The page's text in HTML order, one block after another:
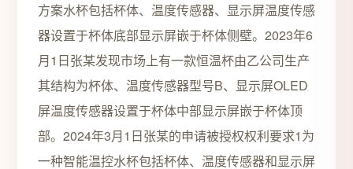
方案水杯包括杯体、温度传感器、显示屏温度传感
器设置于杯体底部显示屏嵌于杯体侧壁。2023年6
月1日张某发现市场上有一款恒温杯由乙公司生产
其结构为杯体、温度传感器型号B、显示屏OLED
屏温度传感器设置于杯体中部显示屏嵌于杯体顶
部。2024年3月1日张某的申请被授权权利要求1为
一种智能温控水杯包括杯体、温度传感器和显示屏